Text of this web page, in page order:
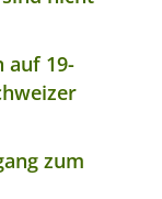
auf 19-
zum